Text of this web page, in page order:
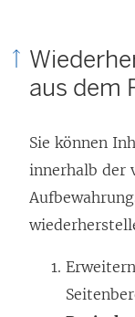
aus dem
Sie können
innerhalb der